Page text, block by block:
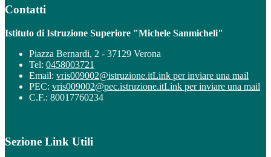
Contatti
Istituto di Istruzione Superiore "Michele Sanmicheli"
Piazza Bernardi, 2 - 37129 Verona
Tel: 0458003721
Email: vris009002@istruzione.itLink per inviare una mail
PEC: vris009002@pec.istruzione.itLink per inviare una mail
C.F.: 80017760234
Sezione Link Utili